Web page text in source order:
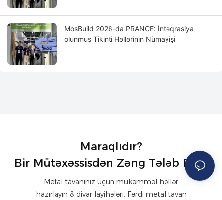
MosBuild 2026-da PRANCE: İnteqrasiya
olunmuş Tikinti Həllərinin Nümayişi
Maraqlıdır?
Bir Mütəxəssisdən Zəng Tələb Edin
Metal tavanınız üçün mükəmməl həllər
hazırlayın & divar layihələri. Fərdi metal tavan